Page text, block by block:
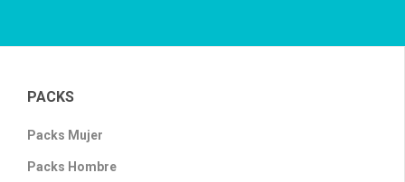
PACKS
Packs Mujer
Packs Hombre